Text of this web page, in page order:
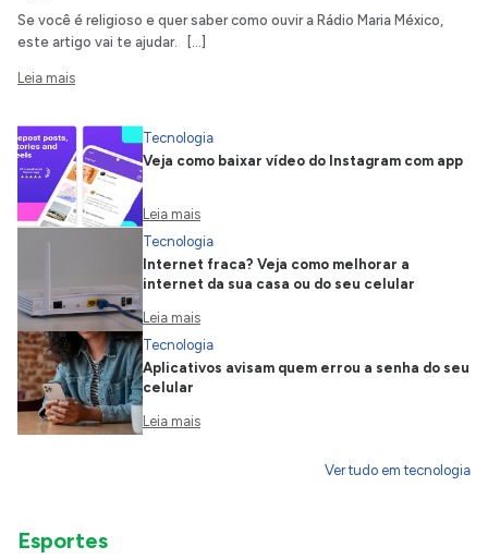
Se você é religioso e quer saber como ouvir a Rádio Maria México,
este artigo vai te ajudar. […]
Leia mais
Tecnologia
Veja como baixar vídeo do Instagram com app
Leia mais
Tecnologia
Internet fraca? Veja como melhorar a
internet da sua casa ou do seu celular
Leia mais
Tecnologia
Aplicativos avisam quem errou a senha do seu
celular
Leia mais
Ver tudo em tecnologia
Esportes